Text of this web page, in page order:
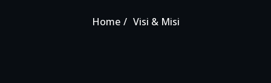
Home Visi & Misi